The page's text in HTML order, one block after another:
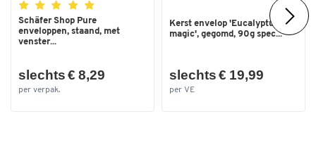
Schäfer Shop Pure
enveloppen, staand, met
venster...
slechts € 8,29
per verpak.
Kerst envelop 'Eucalyptus
magic', gegomd, 90g spec...
slechts € 19,99
per VE